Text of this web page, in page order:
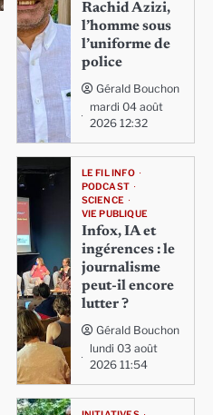
Rachid Azizi,
l’homme sous
l’uniforme de
police
Gérald Bouchon
mardi 04 août
2026 12:32
LE FIL INFO
PODCAST
SCIENCE
VIE PUBLIQUE
Infox, IA et
ingérences : le
journalisme
peut-il encore
lutter ?
Gérald Bouchon
lundi 03 août
2026 11:54